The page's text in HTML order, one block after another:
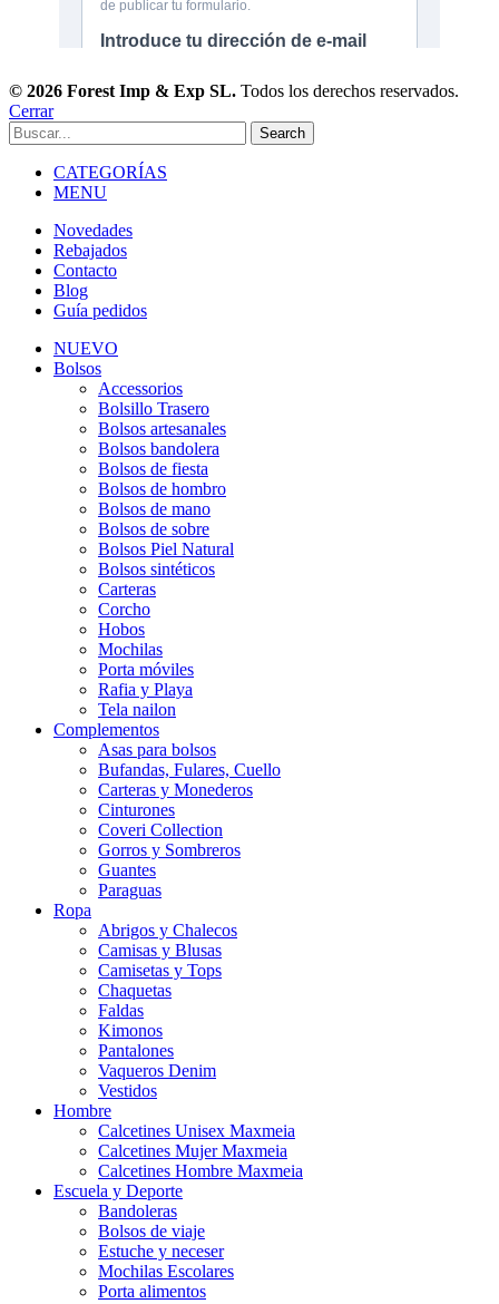
© 2026 Forest Imp & Exp SL. Todos los derechos reservados.
Cerrar
Search
CATEGORÍAS
MENU
Novedades
Rebajados
Contacto
Blog
Guía pedidos
NUEVO
Bolsos
Accessorios
Bolsillo Trasero
Bolsos artesanales
Bolsos bandolera
Bolsos de fiesta
Bolsos de hombro
Bolsos de mano
Bolsos de sobre
Bolsos Piel Natural
Bolsos sintéticos
Carteras
Corcho
Hobos
Mochilas
Porta móviles
Rafia y Playa
Tela nailon
Complementos
Asas para bolsos
Bufandas, Fulares, Cuello
Carteras y Monederos
Cinturones
Coveri Collection
Gorros y Sombreros
Guantes
Paraguas
Ropa
Abrigos y Chalecos
Camisas y Blusas
Camisetas y Tops
Chaquetas
Faldas
Kimonos
Pantalones
Vaqueros Denim
Vestidos
Hombre
Calcetines Unisex Maxmeia
Calcetines Mujer Maxmeia
Calcetines Hombre Maxmeia
Escuela y Deporte
Bandoleras
Bolsos de viaje
Estuche y neceser
Mochilas Escolares
Porta alimentos